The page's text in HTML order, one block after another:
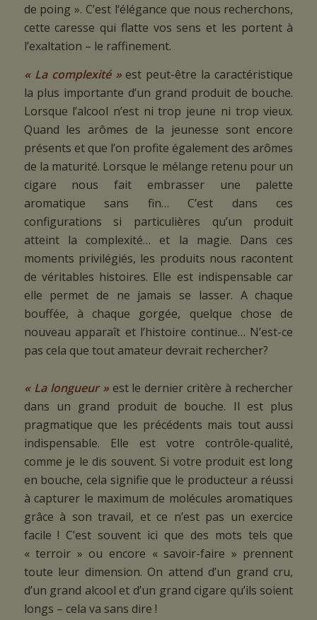
de poing ». C’est l‘élégance que nous recherchons,
cette caresse qui flatte vos sens et les portent à
l’exaltation – le raffinement.
« La complexité »est peut-être la caractéristique
la plus importante d’un grand produit de bouche.
Lorsque l’alcool n’est ni trop jeune ni trop vieux.
Quand les arômes de la jeunesse sont encore
présents et que l’on profite également des arômes
de la maturité. Lorsque le mélange retenu pour un
cigare nous fait embrasser une palette
aromatique sans fin… C’est dans ces
configurations si particulières qu’un produit
atteint la complexité… et la magie. Dans ces
moments privilégiés, les produits nous racontent
de véritables histoires. Elle est indispensable car
elle permet de ne jamais se lasser. A chaque
bouffée, à chaque gorgée, quelque chose de
nouveau apparaît et l’histoire continue… N’est-ce
pas cela que tout amateur devrait rechercher?
« La longueur »est le dernier critère à rechercher
dans un grand produit de bouche. Il est plus
pragmatique que les précédents mais tout aussi
indispensable. Elle est votre contrôle-qualité,
comme je le dis souvent. Si votre produit est long
en bouche, cela signifie que le producteur a réussi
à capturer le maximum de molécules aromatiques
grâce à son travail, et ce n’est pas un exercice
facile ! C’est souvent ici que des mots tels que
« terroir » ou encore « savoir-faire » prennent
toute leur dimension. On attend d’un grand cru,
d’un grand alcool et d’un grand cigare qu’ils soient
longs – cela va sans dire !